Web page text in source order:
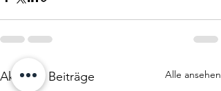
Aktuelle Beiträge Alle ansehen